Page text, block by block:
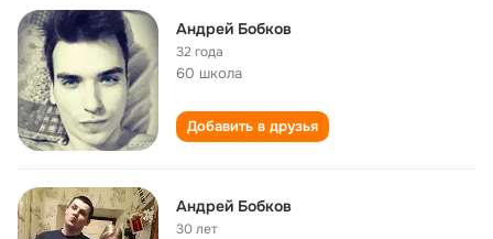
Андрей Бобков
32 года
60 школа
Добавить в друзья
Андрей Бобков
30 лет